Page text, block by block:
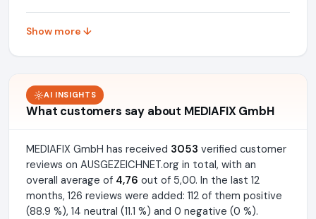
Show more ↓
AI INSIGHTS
What customers say about MEDIAFIX GmbH
MEDIAFIX GmbH has received 3053 verified customer
reviews on AUSGEZEICHNET.org in total, with an
overall average of 4,76 out of 5,00. In the last 12
months, 126 reviews were added: 112 of them positive
(88.9 %), 14 neutral (11.1 %) and 0 negative (0 %).